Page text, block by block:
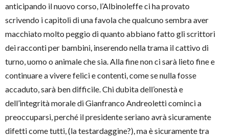
anticipando il nuovo corso, l’Albinoleffe ci ha provato
scrivendo i capitoli di una favola che qualcuno sembra aver
macchiato molto peggio di quanto abbiano fatto gli scrittori
dei racconti per bambini, inserendo nella trama il cattivo di
turno, uomo o animale che sia. Alla fine non ci sarà lieto fine e
continuare a vivere felici e contenti, come se nulla fosse
accaduto, sarà ben difficile. Chi dubita dell’onestà e
dell’integrità morale di Gianfranco Andreoletti cominci a
preoccuparsi, perché il presidente seriano avrà sicuramente
difetti come tutti, (la testardaggine?), ma è sicuramente tra